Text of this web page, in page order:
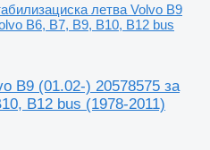
летва Volvo B9
B6, B7, B9, B10, B12 bus
B9 (01.02-) 20578575 за
B12 bus (1978-2011)